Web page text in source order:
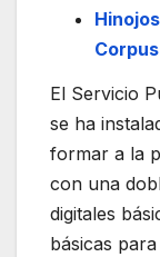
El Servicio
se ha
formar a la
con una
digitales
básicas